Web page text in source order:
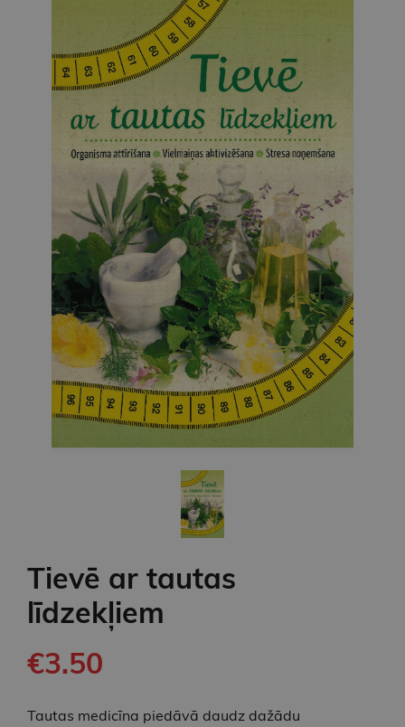
Tievē ar tautas
līdzekļiem
€3.50
Tautas medicīna piedāvā daudz dažādu